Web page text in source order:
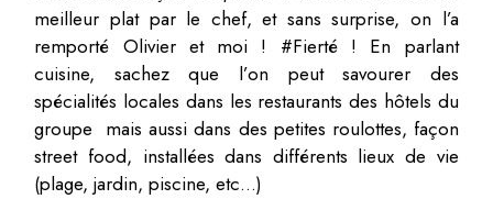
meilleur plat par le chef, et sans surprise, on l’a
remporté Olivier et moi ! #Fierté ! En parlant
cuisine, sachez que l’on peut savourer des
spécialités locales dans les restaurants des hôtels du
groupe mais aussi dans des petites roulottes, façon
street food, installées dans différents lieux de vie
(plage, jardin, piscine, etc…)